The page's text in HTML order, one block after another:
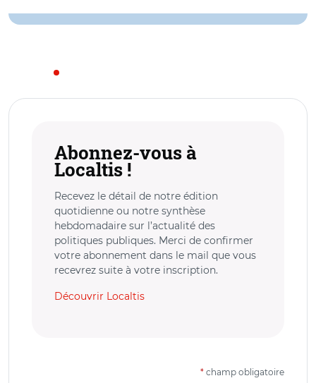
Abonnez-vous à
Localtis !
Recevez le détail de notre édition
quotidienne ou notre synthèse
hebdomadaire sur l’actualité des
politiques publiques. Merci de confirmer
votre abonnement dans le mail que vous
recevrez suite à votre inscription.
Découvrir Localtis
* champ obligatoire